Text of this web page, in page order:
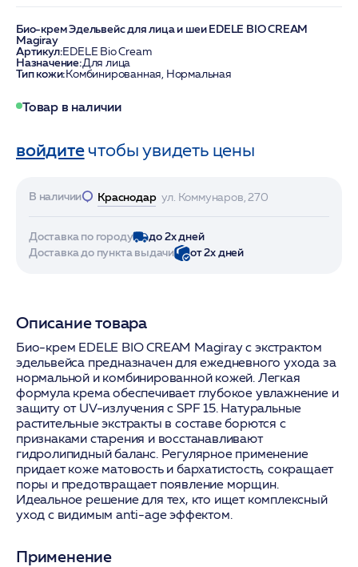
Био-крем Эдельвейс для лица и шеи EDELE BIO CREAM
Magiray
Артикул:EDELE Bio Cream
Назначение:Для лица
Тип кожи:Комбинированная, Нормальная
Товар в наличии
войдитечтобы увидеть цены
В наличии Краснодар ул. Коммунаров, 270
Доставка по городу
до 2х дней
Доставка до пункта выдачи
от 2х дней
Описание товара
Био-крем EDELE BIO CREAM Magiray с экстрактом
эдельвейса предназначен для ежедневного ухода за
нормальной и комбинированной кожей. Легкая
формула крема обеспечивает глубокое увлажнение и
защиту от UV-излучения с SPF 15. Натуральные
растительные экстракты в составе борются с
признаками старения и восстанавливают
гидролипидный баланс. Регулярное применение
придает коже матовость и бархатистость, сокращает
поры и предотвращает появление морщин.
Идеальное решение для тех, кто ищет комплексный
уход с видимым anti-age эффектом.
Применение